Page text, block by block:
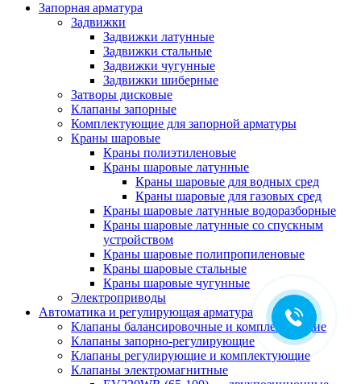
Запорная арматура
Задвижки
Задвижки латунные
Задвижки стальные
Задвижки чугунные
Задвижки шиберные
Затворы дисковые
Клапаны запорные
Комплектующие для запорной арматуры
Краны шаровые
Краны полиэтиленовые
Краны шаровые латунные
Краны шаровые для водных сред
Краны шаровые для газовых сред
Краны шаровые латунные водоразборные
Краны шаровые латунные со спускным
устройством
Краны шаровые полипропиленовые
Краны шаровые стальные
Краны шаровые чугунные
Электроприводы
Автоматика и регулирующая арматура
Клапаны балансировочные и комплектующие
Клапаны запорно-регулирующие
Клапаны регулирующие и комплектующие
Клапаны электромагнитные